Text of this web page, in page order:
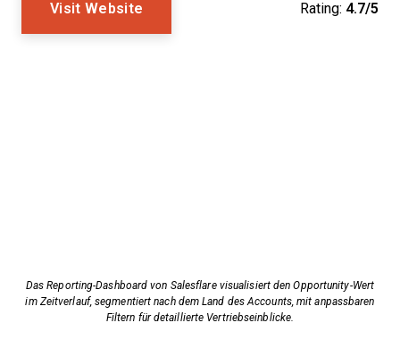
Visit Website Rating: 4.7/5
Das Reporting-Dashboard von Salesflare visualisiert den Opportunity-Wert
im Zeitverlauf, segmentiert nach dem Land des Accounts, mit anpassbaren
Filtern für detaillierte Vertriebseinblicke.